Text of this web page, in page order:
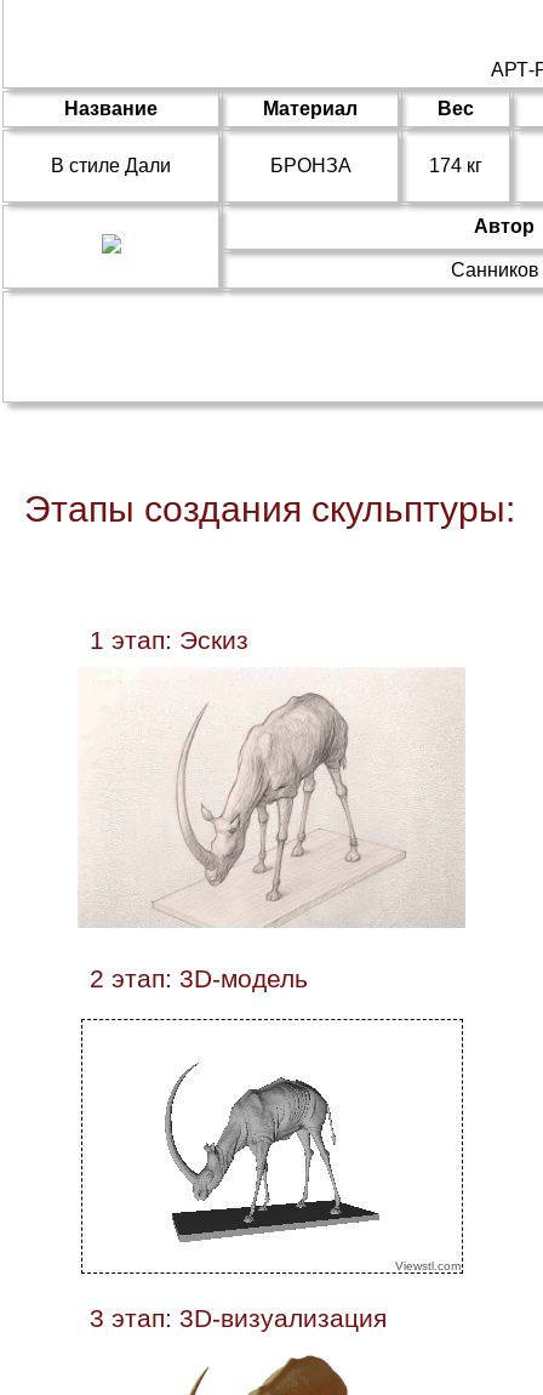
Название
Материал Вес
В стиле Дали БРОНЗА 174 кг
Автор
Этапы создания скульптуры:
3 этап: 3D-визуализация
2 этап: 3D-модель
1 этап: Эскиз